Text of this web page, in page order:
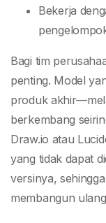
Bekerja
Bagi tim
penting. Model
produk
berkembang
Draw.io atau
yang tidak dapat
versinya,
membangun